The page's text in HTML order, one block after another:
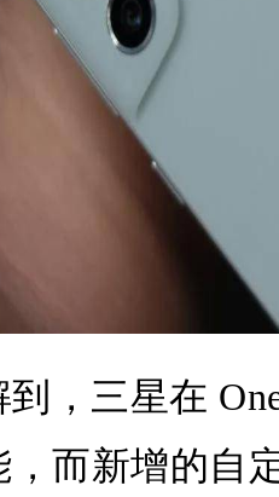
三星在
，而新增的自